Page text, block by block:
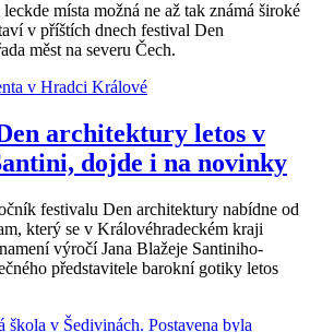
místa možná ne až tak známá široké
v příštích dnech festival Den
měst na severu Čech.
architektury letos v
dojde i na novinky
festivalu Den architektury nabídne od
který se v Královéhradeckém kraji
výročí Jana Blažeje Santiniho-
představitele barokní gotiky letos